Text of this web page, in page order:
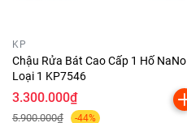
KP
Chậu Rửa Bát Cao Cấp 1 Hố NaNo
Loại 1 KP7546
3.300.000₫
5.900.000₫ -44%